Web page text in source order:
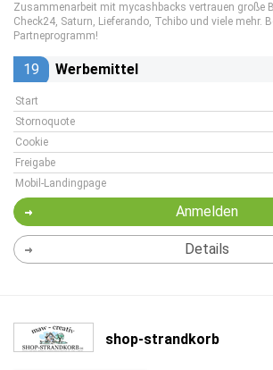
Zusammenarbeit mit mycashbacks vertrauen große
Check24, Saturn, Lieferando, Tchibo und viele mehr.
Partneprogramm!
19 Werbemittel
Start
Stornoquote
Cookie
Freigabe
Mobil-Landingpage
Anmelden
Details
shop-strandkorb